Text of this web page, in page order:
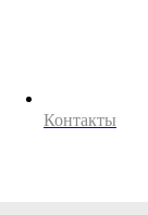
Контакты